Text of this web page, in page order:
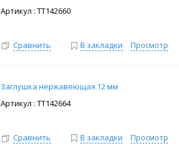
: ТТ142660
Сравнить В закладки Просмотр
Заглушка нержавеющая 12 мм
: ТТ142664
Сравнить В закладки Просмотр